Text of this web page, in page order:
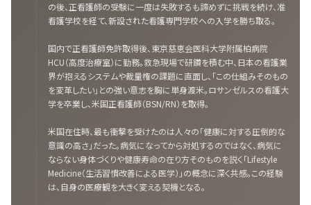
の後、正看護師の受験に一度は失敗するも諦めずに挑戦を続け、准
看護学校を経て、新設された看護専門学校への入学を勝ち取る。
国内で正看護師免許取得後、東京慈恵会医科大学附属柏病院
HCU（高度治療室）に勤務。救急現場で研鑽を積む中、日本の看護業
界が抱えるシステムや裁量権の課題に直面し、「この仕組みそのもの
を変革したい」との強い意志を胸に単身渡米。ロサンゼルスの看護大
学を卒業し、米国正看護師（BSN/RN）を取得。
米国在住時、最も衝撃を受けたのは人々の「健康に対する圧倒的な
意識の高さ」だった。病気になってから対処するのではなく、病気に
ならない身体づくりや健康寿命の在り方そのものを説く「Lifestyle
Medicine（生活習慣改善による医学）」の概念に深く共感。この経験
は、自身の医療観を大きく変える契機となる。